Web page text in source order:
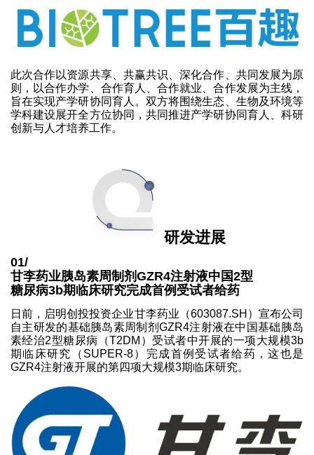
此次合作以资源共享、共赢共识、深化合作、共同发展为原
则，以合作办学、合作育人、合作就业、合作发展为主线，
旨在实现产学研协同育人。双方将围绕生态、生物及环境等
学科建设展开全方位协同，共同推进产学研协同育人、科研
创新与人才培养工作。
研发进展
01/
甘李药业胰岛素周制剂GZR4注射液中国2型
糖尿病3b期临床研究完成首例受试者给药
日前，启明创投投资企业甘李药业（603087.SH）宣布公司
自主研发的基础胰岛素周制剂GZR4注射液在中国基础胰岛
素经治2型糖尿病（T2DM）受试者中开展的一项大规模3b
期临床研究（SUPER-8）完成首例受试者给药，这也是
GZR4注射液开展的第四项大规模3期临床研究。